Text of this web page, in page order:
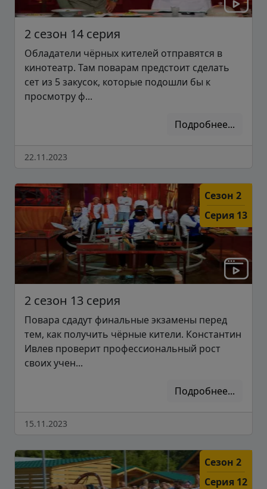
2 сезон 14 серия
Обладатели чёрных кителей отправятся в
кинотеатр. Там поварам предстоит сделать
сет из 5 закусок, которые подошли бы к
просмотру ф...
Подробнее...
22.11.2023
Сезон 2
Серия 13
2 сезон 13 серия
Повара сдадут финальные экзамены перед
тем, как получить чёрные кители. Константин
Ивлев проверит профессиональный рост
своих учен...
Подробнее...
15.11.2023
Сезон 2
Серия 12